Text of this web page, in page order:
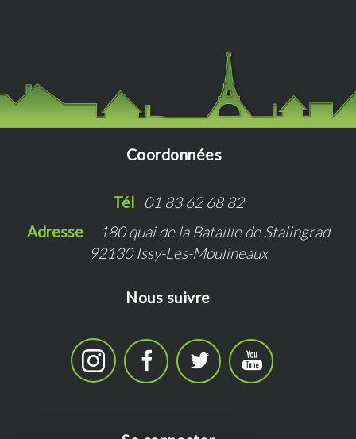
Coordonnées
Tél
01 83 62 68 82
Adresse
180 quai de la Bataille de Stalingrad
92130 Issy-Les-Moulineaux
Nous suivre